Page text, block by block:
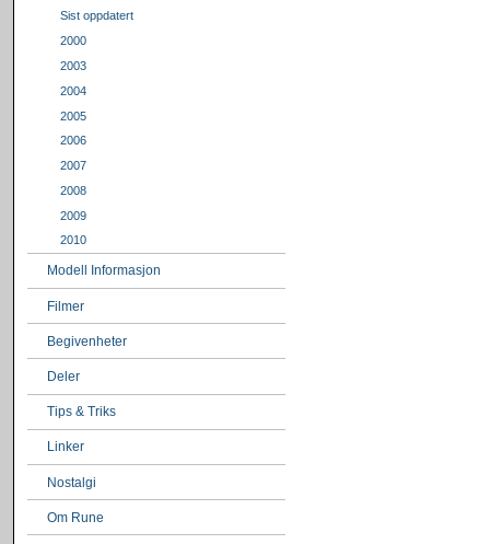
Sist oppdatert
2000
2003
2004
2005
2006
2007
2008
2009
2010
Modell Informasjon
Filmer
Begivenheter
Deler
Tips & Triks
Linker
Nostalgi
Om Rune